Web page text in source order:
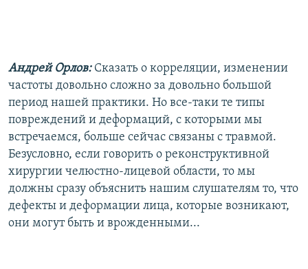
Андрей Орлов: Сказать о корреляции, изменении
частоты довольно сложно за довольно большой
период нашей практики. Но все-таки те типы
повреждений и деформаций, с которыми мы
встречаемся, больше сейчас связаны с травмой.
Безусловно, если говорить о реконструктивной
хирургии челюстно-лицевой области, то мы
должны сразу объяснить нашим слушателям то, что
дефекты и деформации лица, которые возникают,
они могут быть и врожденными...